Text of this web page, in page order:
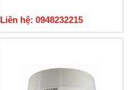
Liên hệ: 0948232215